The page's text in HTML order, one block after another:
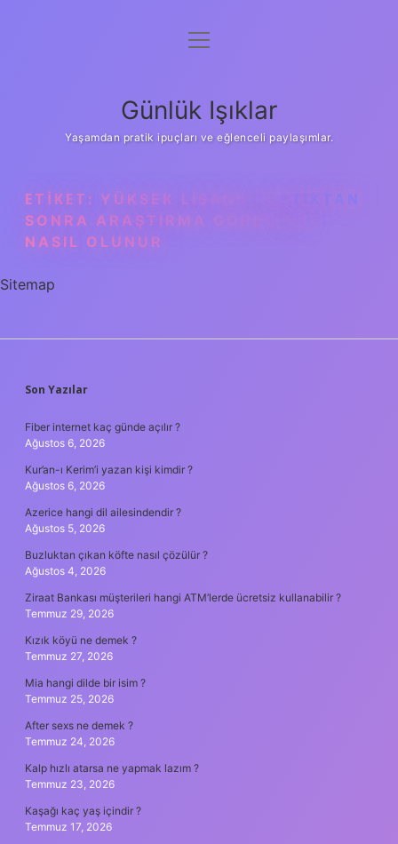
Anasayfa
Yasal Uyarı
menüyü
Günlük Işıklar
Yaşamdan pratik ipuçları ve eğlenceli paylaşımlar.
ETIKET: YÜKSEK LISANS YAPTIKTAN
SONRA ARAŞTIRMA GÖREVLISI
NASIL OLUNUR
Sitemap
SIDEBAR
Son Yazılar
Fiber internet kaç günde açılır ?
Ağustos 6, 2026
Kur’an-ı Kerim’i yazan kişi kimdir ?
Ağustos 6, 2026
Azerice hangi dil ailesindendir ?
Ağustos 5, 2026
Buzluktan çıkan köfte nasıl çözülür ?
Ağustos 4, 2026
Ziraat Bankası müşterileri hangi ATM’lerde ücretsiz kullanabilir ?
Temmuz 29, 2026
Kızık köyü ne demek ?
Temmuz 27, 2026
Mia hangi dilde bir isim ?
Temmuz 25, 2026
After sexs ne demek ?
Temmuz 24, 2026
Kalp hızlı atarsa ne yapmak lazım ?
Temmuz 23, 2026
Kaşağı kaç yaş içindir ?
Temmuz 17, 2026